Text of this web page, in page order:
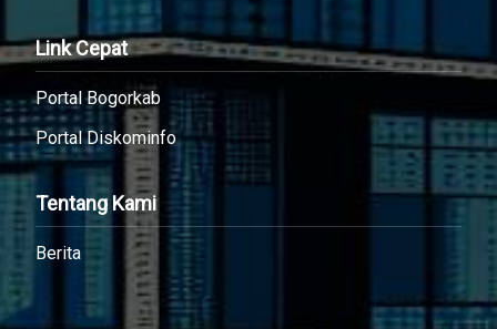
Link Cepat
Portal Bogorkab
Portal Diskominfo
Tentang Kami
Berita